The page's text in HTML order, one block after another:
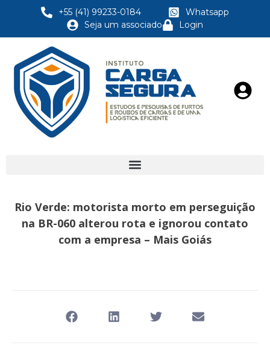
+55 (41) 99233-0184
Whatsapp
Seja um associado
Login
Rio Verde: motorista morto em perseguição
na BR-060 alterou rota e ignorou contato
com a empresa – Mais Goiás